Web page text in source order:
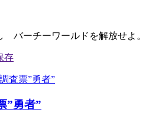
バーチーワールドを解放せよ。
”勇者”